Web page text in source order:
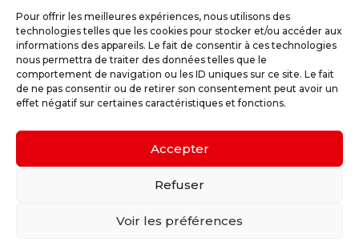
Pour offrir les meilleures expériences, nous utilisons des
technologies telles que les cookies pour stocker et/ou accéder aux
informations des appareils. Le fait de consentir à ces technologies
nous permettra de traiter des données telles que le
comportement de navigation ou les ID uniques sur ce site. Le fait
de ne pas consentir ou de retirer son consentement peut avoir un
effet négatif sur certaines caractéristiques et fonctions.
Accepter
Refuser
Voir les préférences
Nos garanties
Nos offres d’emploi
Actualités
Inspirez-vous
Nos conseils
Configurateur
Demande de devis
Parrain d’excellence